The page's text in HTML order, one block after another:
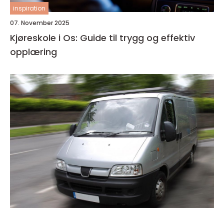
inspiration
07. November 2025
Kjøreskole i Os: Guide til trygg og effektiv
opplæring